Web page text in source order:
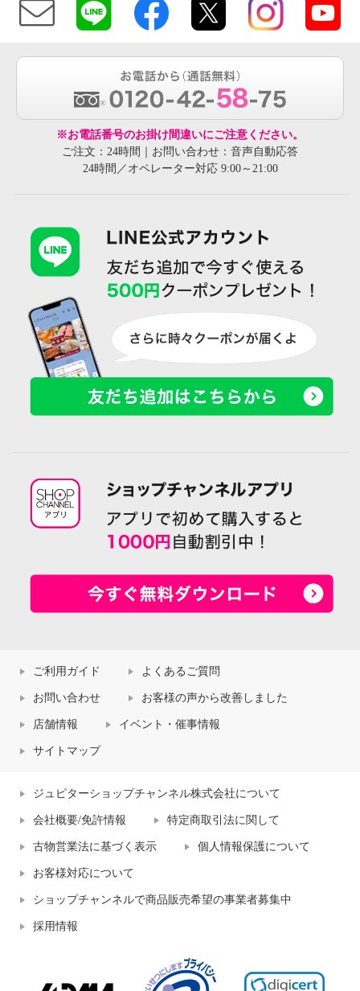
※お電話番号のお掛け間違いにご注意ください。
ご注文：24時間｜お問い合わせ：音声自動応答
24時間／オペレーター対応 9:00～21:00
ご利用ガイド よくあるご質問
お問い合わせ お客様の声から改善しました
店舗情報 イベント・催事情報
サイトマップ
ジュピターショップチャンネル株式会社について
会社概要/免許情報 特定商取引法に関して
古物営業法に基づく表示 個人情報保護について
お客様対応について
ショップチャンネルで商品販売希望の事業者募集中
採用情報